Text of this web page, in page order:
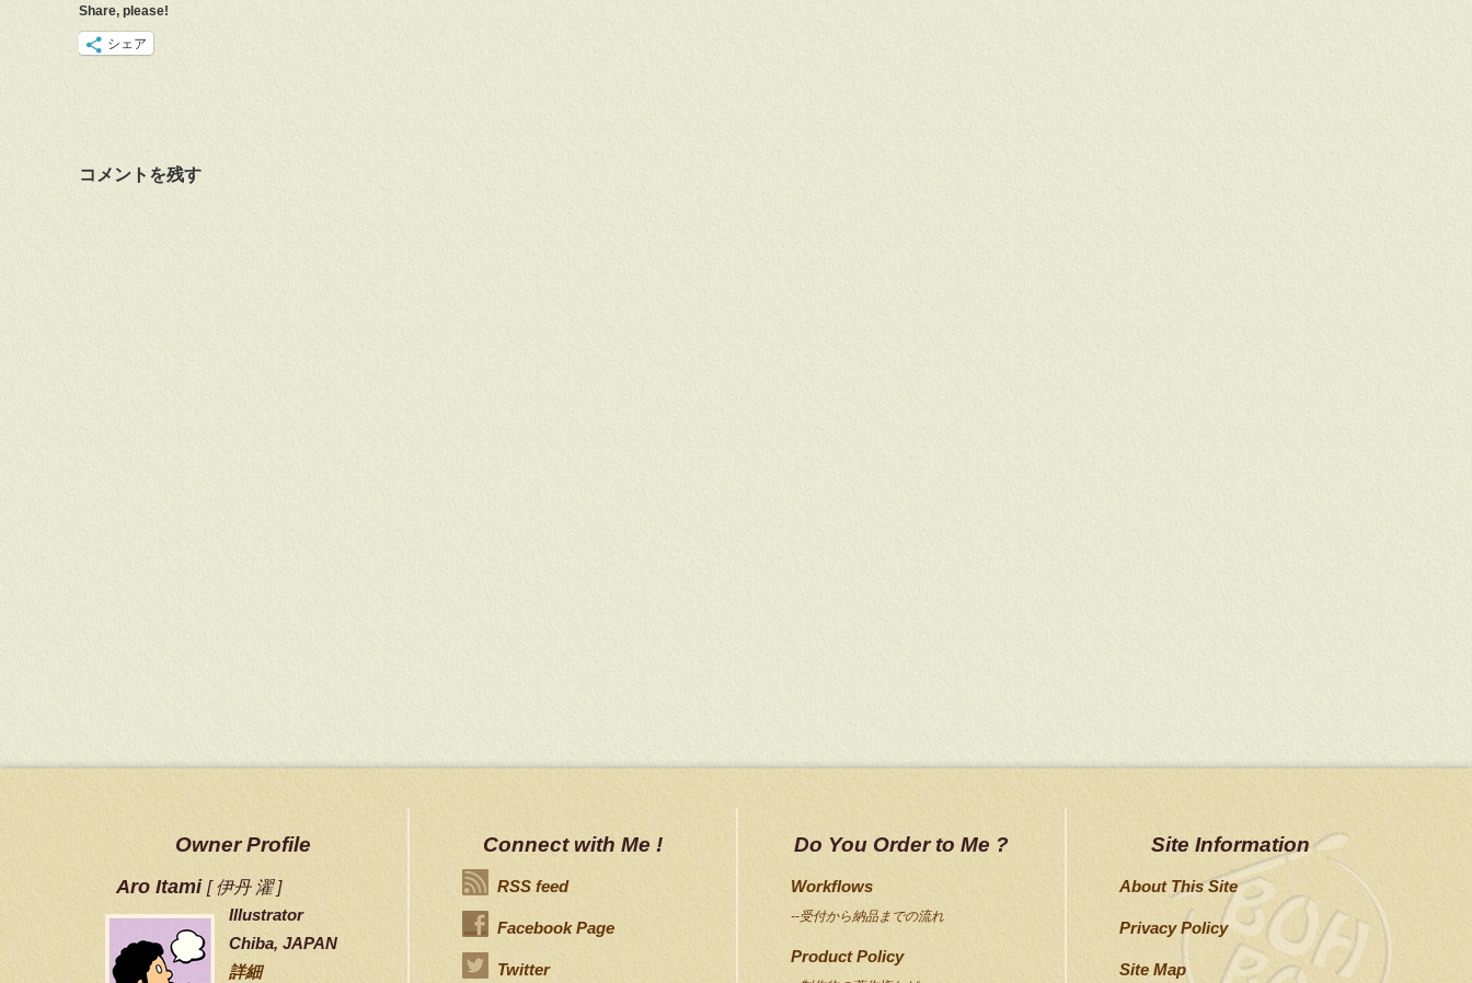
Share, please!
シェア
コメントを残す
Owner Profile
Aro Itami [ 伊丹 濯 ]
Illustrator
Chiba, JAPAN
詳細
Connect with Me !
RSS feed
Facebook Page
Twitter
Do You Order to Me ?
Workflows
--受付から納品までの流れ
Product Policy
Site Information
About This Site
Privacy Policy
Site Map